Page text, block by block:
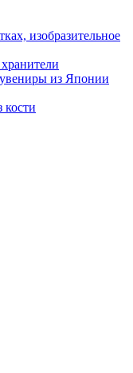
изобразительное
из Японии